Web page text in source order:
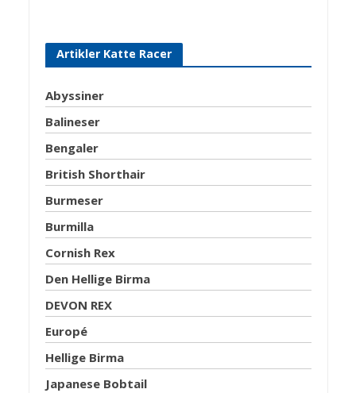
Artikler Katte Racer
Abyssiner
Balineser
Bengaler
British Shorthair
Burmeser
Burmilla
Cornish Rex
Den Hellige Birma
DEVON REX
Europé
Hellige Birma
Japanese Bobtail